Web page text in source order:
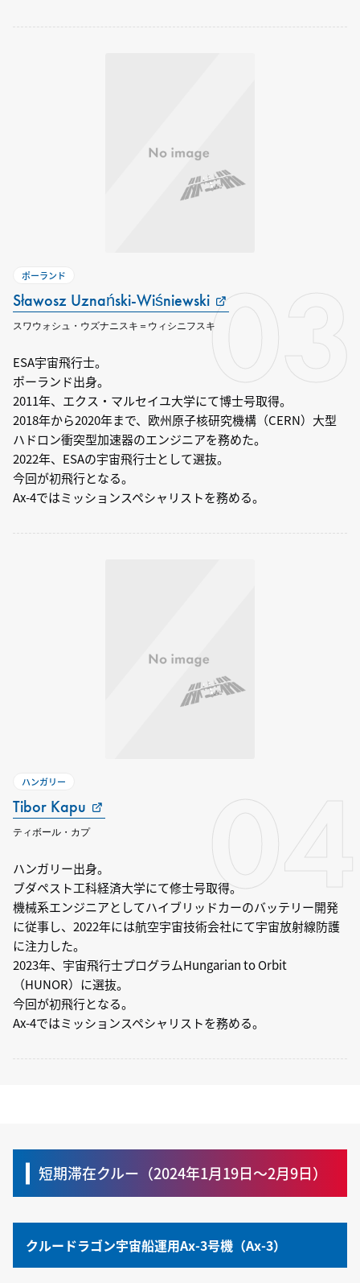
ポーランド
Sławosz Uznański-Wiśniewski
スワウォシュ・ウズナニスキ＝ウィシニフスキ
ESA宇宙飛行士。
ポーランド出身。
2011年、エクス・マルセイユ大学にて博士号取得。
2018年から2020年まで、欧州原子核研究機構（CERN）大型
ハドロン衝突型加速器のエンジニアを務めた。
2022年、ESAの宇宙飛行士として選抜。
今回が初飛行となる。
Ax-4ではミッションスペシャリストを務める。
03
ハンガリー
Tibor Kapu
ティボール・カプ
ハンガリー出身。
ブダペスト工科経済大学にて修士号取得。
機械系エンジニアとしてハイブリッドカーのバッテリー開発
に従事し、2022年には航空宇宙技術会社にて宇宙放射線防護
に注力した。
2023年、宇宙飛行士プログラムHungarian to Orbit
（HUNOR）に選抜。
今回が初飛行となる。
Ax-4ではミッションスペシャリストを務める。
04
短期滞在クルー（2024年1月19日〜2月9日）
クルードラゴン宇宙船運用Ax-3号機（Ax-3）